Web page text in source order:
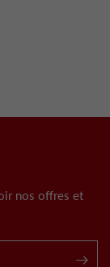
nos offres et